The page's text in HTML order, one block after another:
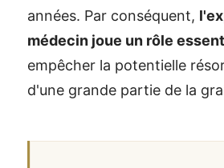
années. Par conséquent,
médecin joue un rôle
empêcher la potentielle
d'une grande partie de la